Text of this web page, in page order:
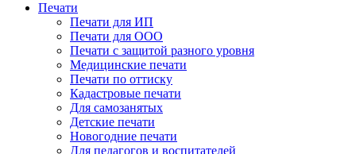
Печати
Печати для ИП
Печати для ООО
Печати с защитой разного уровня
Медицинские печати
Печати по оттиску
Кадастровые печати
Для самозанятых
Детские печати
Новогодние печати
Для педагогов и воспитателей